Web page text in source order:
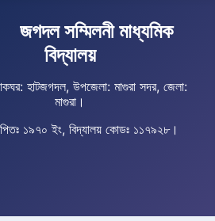
সম্মিলনী মাধ্যমিক
বিদ্যালয়
উপজেলা: মাগুরা সদর, জেলা:
মাগুরা।
১৯৭০ ইং, বিদ্যালয় কোডঃ ১১৭৯২৮।